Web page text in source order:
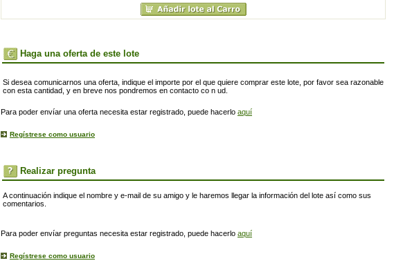
Haga una oferta de este lote
Si desea comunicarnos una oferta, indique el importe por el que quiere comprar este lote, por favor sea razonable
con esta cantidad, y en breve nos pondremos en contacto co n ud.
Para poder envíar una oferta necesita estar registrado, puede hacerlo aquí
Regístrese como usuario
Realizar pregunta
A continuación indique el nombre y e-mail de su amigo y le haremos llegar la información del lote así como sus
comentarios.
Para poder envíar preguntas necesita estar registrado, puede hacerlo aquí
Regístrese como usuario